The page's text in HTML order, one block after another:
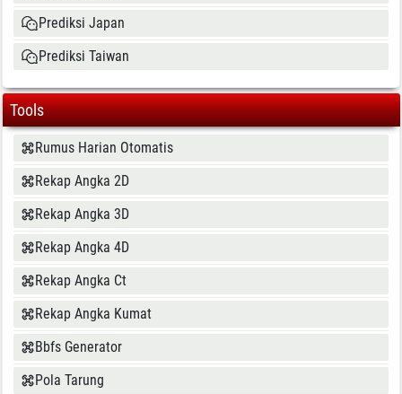
Prediksi Japan
Prediksi Taiwan
Tools
Rumus Harian Otomatis
Rekap Angka 2D
Rekap Angka 3D
Rekap Angka 4D
Rekap Angka Ct
Rekap Angka Kumat
Bbfs Generator
Pola Tarung